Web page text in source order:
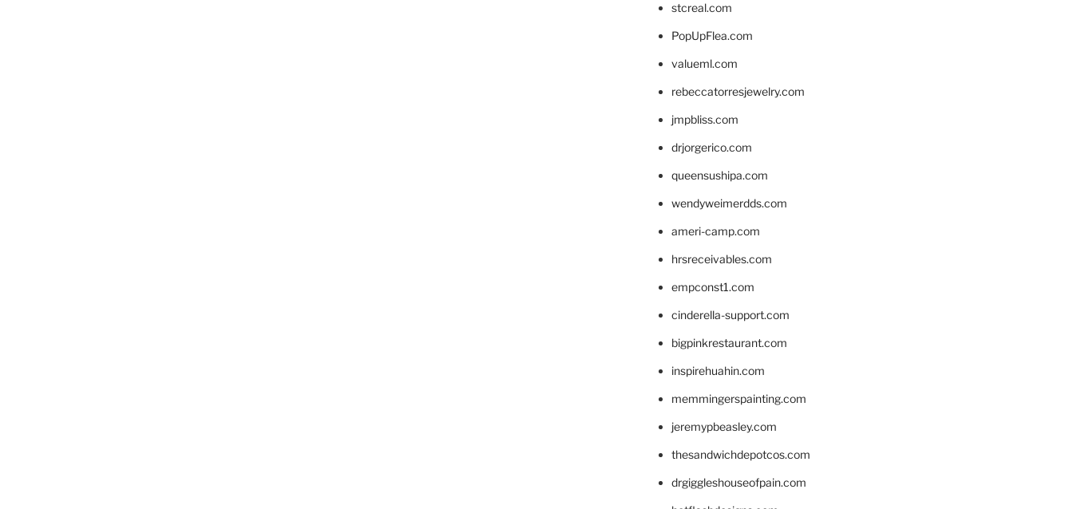
stcreal.com
PopUpFlea.com
valueml.com
rebeccatorresjewelry.com
jmpbliss.com
drjorgerico.com
queensushipa.com
wendyweimerdds.com
ameri-camp.com
hrsreceivables.com
empconst1.com
cinderella-support.com
bigpinkrestaurant.com
inspirehuahin.com
memmingerspainting.com
jeremypbeasley.com
thesandwichdepotcos.com
drgiggleshouseofpain.com